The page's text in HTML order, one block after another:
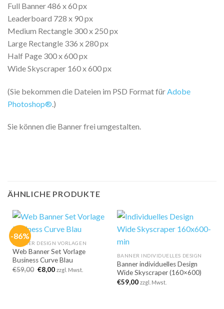
Full Banner 486 x 60 px
Leaderboard 728 x 90 px
Medium Rectangle 300 x 250 px
Large Rectangle 336 x 280 px
Half Page 300 x 600 px
Wide Skyscraper 160 x 600 px
(Sie bekommen die Dateien im PSD Format für Adobe
Photoshop® .)
Sie können die Banner frei umgestalten.
ÄHNLICHE PRODUKTE
-86%
BANNER DESIGN VORLAGEN
Web Banner Set Vorlage
Business Curve Blau
€59,00 Ursprünglicher
Preis
€8,00Aktueller
Preis
zzgl. Mwst.
BANNER INDIVIDUELLES DESIGN
Banner individuelles Design
Wide Skyscraper (160×600)
€59,00 zzgl. Mwst.